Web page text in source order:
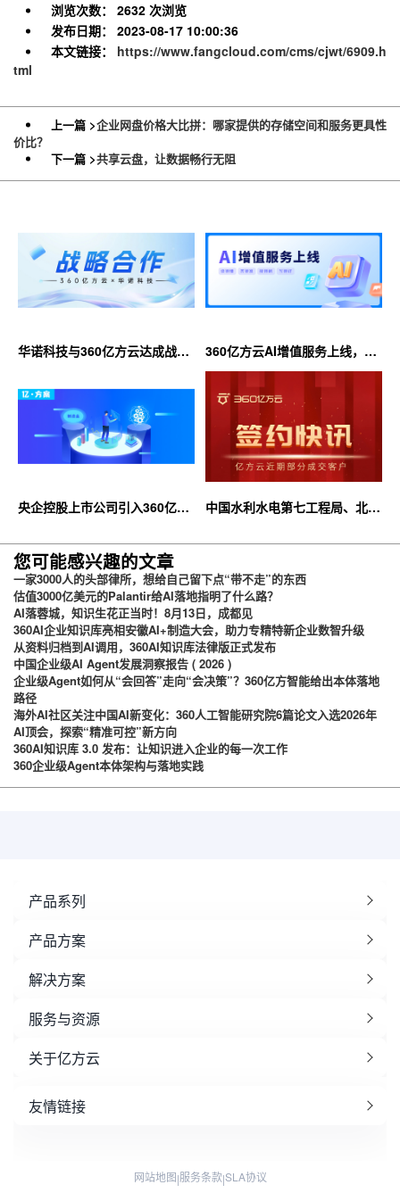
浏览次数：
2632 次浏览
发布日期：
2023-08-17 10:00:36
本文链接：
https://www.fangcloud.com/cms/cjwt/6909.h
tml
上一篇 >企业网盘价格大比拼：哪家提供的存储空间和服务更具性
价比？
下一篇 >共享云盘，让数据畅行无阻
华诺科技与360亿方云达成战略
360亿方云AI增值服务上线，超
大限时优惠等你来！
央企控股上市公司引入360亿方
台
中国水利水电第七工程局、北京
您可能感兴趣的文章
一家3000人的头部律所，想给自己留下点“带不走”的东西
估值3000亿美元的Palantir给AI落地指明了什么路？
AI落蓉城，知识生花正当时！8月13日，成都见
360AI企业知识库亮相安徽AI+制造大会，助力专精特新企业数智升级
从资料归档到AI调用，360AI知识库法律版正式发布
中国企业级AI Agent发展洞察报告 ( 2026 )
企业级Agent如何从“会回答”走向“会决策”？360亿方智能给出本体落地
路径
海外AI社区关注中国AI新变化：360人工智能研究院6篇论文入选2026年
AI顶会，探索“精准可控”新方向
360AI知识库 3.0 发布：让知识进入企业的每一次工作
360企业级Agent本体架构与落地实践
产品系列
产品方案
解决方案
服务与资源
关于亿方云
友情链接
网站地图|服务条款|SLA协议